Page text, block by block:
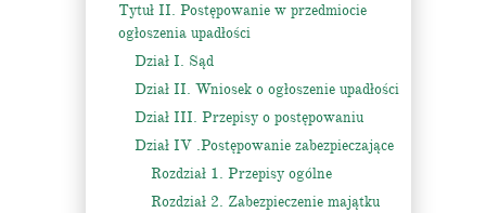
Tytuł II. Postępowanie w przedmiocie
ogłoszenia upadłości
Dział I. Sąd
Dział II. Wniosek o ogłoszenie upadłości
Dział III. Przepisy o postępowaniu
Dział IV .Postępowanie zabezpieczające
Rozdział 1. Przepisy ogólne
Rozdział 2. Zabezpieczenie majątku